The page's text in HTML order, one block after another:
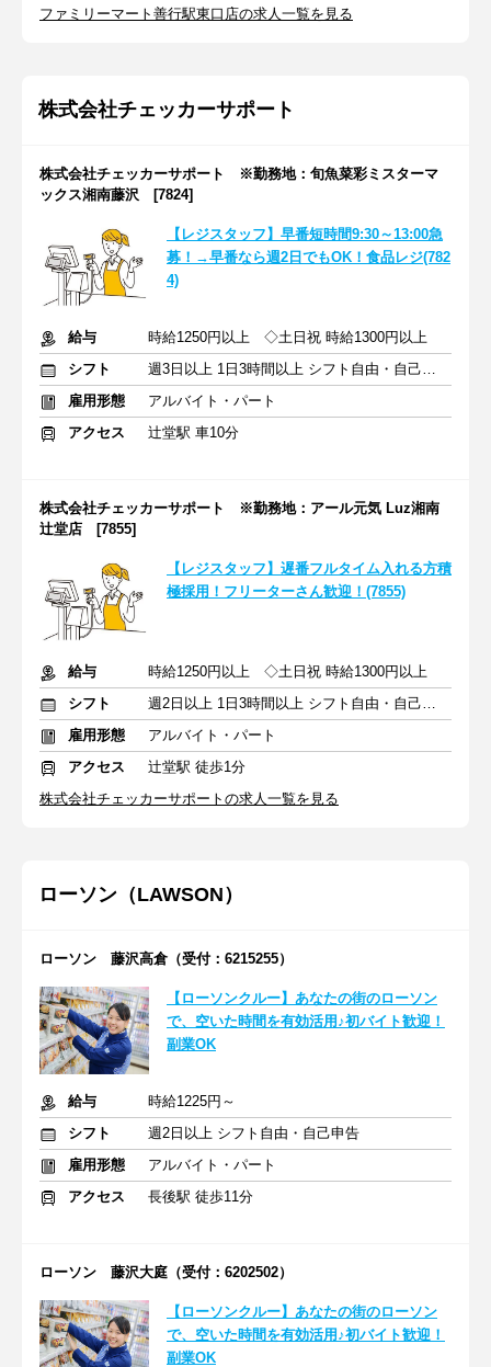
ファミリーマート善行駅東口店の求人一覧を見る
株式会社チェッカーサポート
株式会社チェッカーサポート ※勤務地：旬魚菜彩ミスターマ
ックス湘南藤沢 [7824]
【レジスタッフ】早番短時間9:30～13:00急
募！→早番なら週2日でもOK！食品レジ(782
4)
給与
時給1250円以上 ◇土日祝 時給1300円以上
シフト
週3日以上 1日3時間以上 シフト自由・自己申告
雇用形態
アルバイト・パート
アクセス
辻堂駅 車10分
株式会社チェッカーサポート ※勤務地：アール元気 Luz湘南
辻堂店 [7855]
【レジスタッフ】遅番フルタイム入れる方積
極採用！フリーターさん歓迎！(7855)
給与
時給1250円以上 ◇土日祝 時給1300円以上
シフト
週2日以上 1日3時間以上 シフト自由・自己申告
雇用形態
アルバイト・パート
アクセス
辻堂駅 徒歩1分
株式会社チェッカーサポートの求人一覧を見る
ローソン（LAWSON）
ローソン 藤沢高倉（受付：6215255）
【ローソンクルー】あなたの街のローソン
で、空いた時間を有効活用♪初バイト歓迎！
副業OK
給与
時給1225円～
シフト
週2日以上 シフト自由・自己申告
雇用形態
アルバイト・パート
アクセス
長後駅 徒歩11分
ローソン 藤沢大庭（受付：6202502）
【ローソンクルー】あなたの街のローソン
で、空いた時間を有効活用♪初バイト歓迎！
副業OK